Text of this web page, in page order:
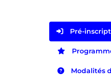
Pré-
Modalités